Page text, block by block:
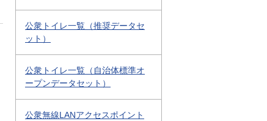
公衆トイレ一覧（推奨データセ
ット）
公衆トイレ一覧（自治体標準オ
ープンデータセット）
公衆無線LANアクセスポイント